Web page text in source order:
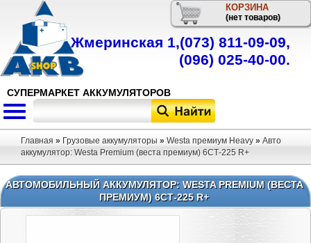
КОРЗИНА
(нет товаров)
СУПЕРМАРКЕТ АККУМУЛЯТОРОВ
Телефон
Жмеринская 1,(073) 811-09-09,
(096) 025-40-00.
Главная » Грузовые аккумуляторы » Westa премиум Heavy » Авто
аккумулятор: Westa Premium (веста премиум) 6СТ-225 R+
АВТОМОБИЛЬНЫЙ АККУМУЛЯТОР: WESTA PREMIUM (ВЕСТА
ПРЕМИУМ) 6СТ-225 R+